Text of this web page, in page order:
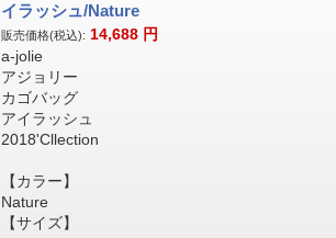
イラッシュ/Nature
販売価格(税込): 14,688 円
a-jolie
アジョリー
カゴバッグ
アイラッシュ
2018'Cllection
【カラー】
Nature
【サイズ】